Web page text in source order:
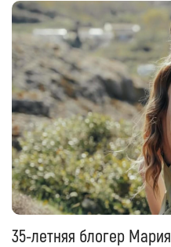
35-летняя блогер